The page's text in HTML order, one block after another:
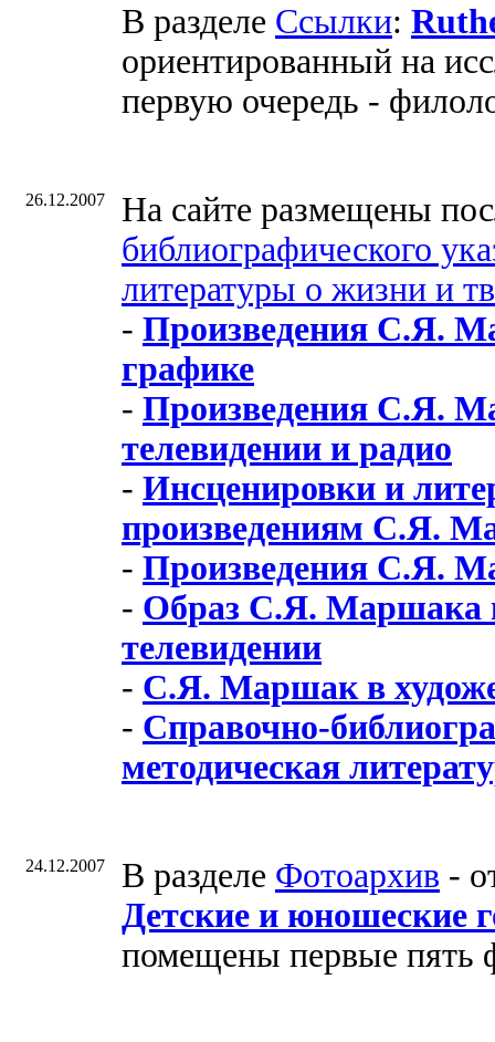
В разделе Ссылки:
ориентированный на
первую очередь -
26.12.2007
На сайте размещены
библиографического
литературы о жизни и
- Произведения С.Я.
графике
- Произведения С.Я.
телевидении и радио
- Инсценировки и
произведениям С.Я.
- Произведения С.Я.
- Образ С.Я. Маршака
телевидении
- С.Я. Маршак в
- Справочно-
методическая
24.12.2007 В разделе Фотоархив -
Детские и юношеские
помещены первые пять